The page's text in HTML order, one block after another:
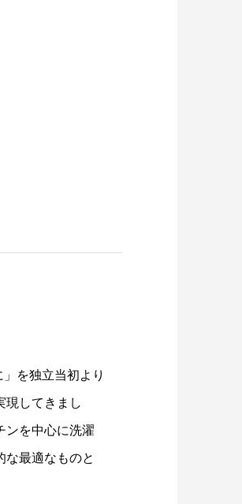
を独立当初より
現してきまし
ンを中心に洗濯
な最適なものと